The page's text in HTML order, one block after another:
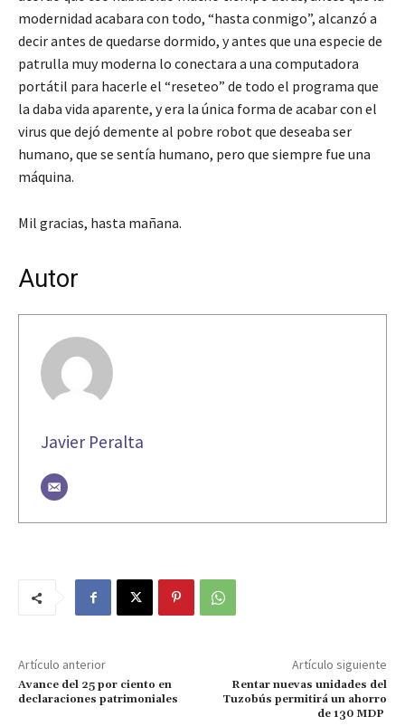
modernidad acabara con todo, “hasta conmigo”, alcanzó a
decir antes de quedarse dormido, y antes que una especie de
patrulla muy moderna lo conectara a una computadora
portátil para hacerle el “reseteo” de todo el programa que
la daba vida aparente, y era la única forma de acabar con el
virus que dejó demente al pobre robot que deseaba ser
humano, que se sentía humano, pero que siempre fue una
máquina.
Mil gracias, hasta mañana.
Autor
Javier Peralta
Artículo anterior
Avance del 25 por ciento en
declaraciones patrimoniales
Artículo siguiente
Rentar nuevas unidades del
Tuzobús permitirá un ahorro
de 130 MDP